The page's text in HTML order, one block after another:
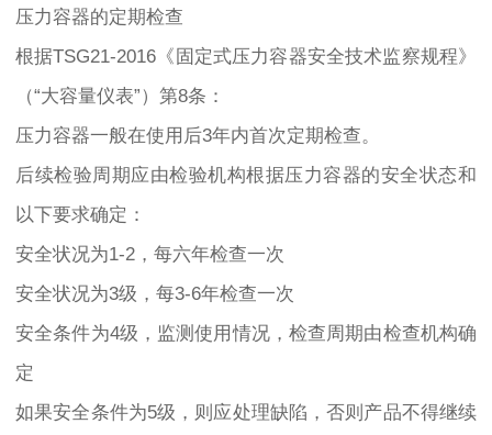
压力容器的定期检查
根据TSG21-2016《固定式压力容器安全技术监察规程》
（“大容量仪表”）第8条：
压力容器一般在使用后3年内首次定期检查。
后续检验周期应由检验机构根据压力容器的安全状态和
以下要求确定：
安全状况为1-2，每六年检查一次
安全状况为3级，每3-6年检查一次
安全条件为4级，监测使用情况，检查周期由检查机构确
定
如果安全条件为5级，则应处理缺陷，否则产品不得继续